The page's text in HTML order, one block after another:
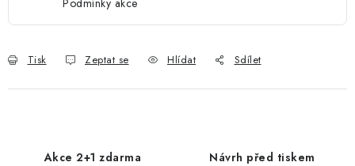
Tisk Zeptat se Hlídat Sdílet
Akce 2+1 zdarma Návrh před tiskem